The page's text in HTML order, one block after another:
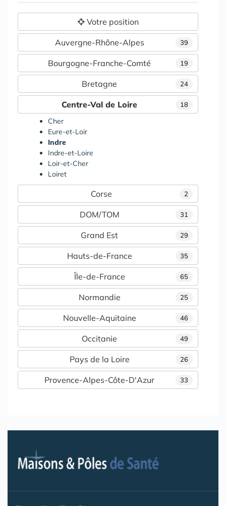
Votre position
39
Auvergne-Rhône-Alpes
19
Bourgogne-Franche-Comté
24
Bretagne
18
Centre-Val de Loire
Cher
Eure-et-Loir
Indre
Indre-et-Loire
Loir-et-Cher
Loiret
2
Corse
31
DOM/TOM
29
Grand Est
35
Hauts-de-France
65
Île-de-France
25
Normandie
46
Nouvelle-Aquitaine
49
Occitanie
26
Pays de la Loire
33
Provence-Alpes-Côte-D'Azur